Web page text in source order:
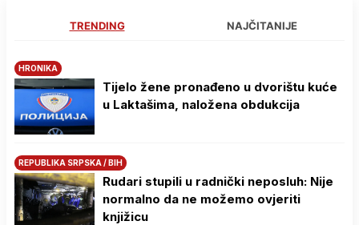
TRENDING NAJČITANIJE
HRONIKA
Tijelo žene pronađeno u dvorištu kuće
u Laktašima, naložena obdukcija
REPUBLIKA SRPSKA / BIH
Rudari stupili u radnički neposluh: Nije
normalno da ne možemo ovjeriti
knjižicu